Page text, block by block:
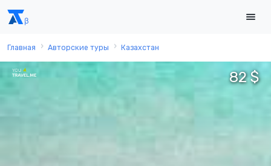
Главная Авторские туры Казахстан
82 $